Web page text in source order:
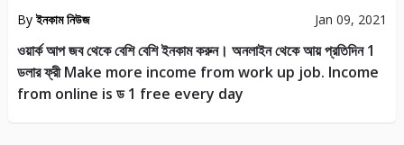
Byইনকাম নিউজ Jan 09, 2021
ওয়ার্ক আপ জব থেকে বেশি বেশি ইনকাম করুন। অনলাইন থেকে আয় প্রতিদিন 1
ডলার ফ্রী Make more income from work up job. Income
from online is ড 1 free every day